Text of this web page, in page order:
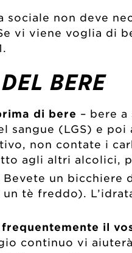
sociale non deve
vi viene voglia di
BERE
di bere – bere
sangue (LGS) e
non contate i
agli altri alcolici,
Bevete un bicchiere
tè freddo).
frequentemente il
continuo vi